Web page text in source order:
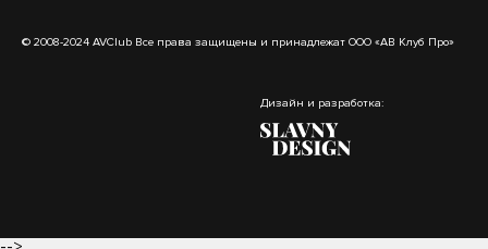
© 2008-2024 AVClub Все права защищены и принадлежат ООО «АВ Клуб Про»
Дизайн и разработка: